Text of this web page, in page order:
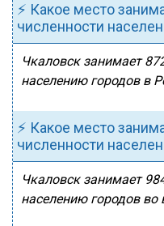
⚡ Какое место
численности
Чкаловск занимает
населению городов в
⚡ Какое место
численности
Чкаловск занимает
населению городов во